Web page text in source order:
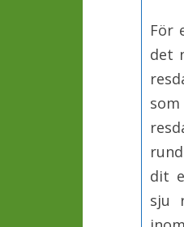
För
det
dit
sju